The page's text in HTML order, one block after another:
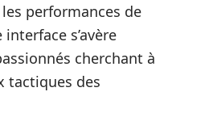
performances de
s’avère
cherchant à
tactiques des